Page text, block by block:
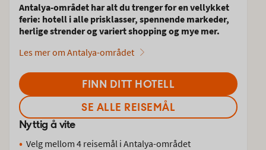
Antalya-området har alt du trenger for en vellykket
ferie: hotell i alle prisklasser, spennende markeder,
herlige strender og variert shopping og mye mer.
Les mer om Antalya-området
FINN DITT HOTELL
SE ALLE REISEMÅL
Nyttig å vite
Velg mellom 4 reisemål i Antalya-området